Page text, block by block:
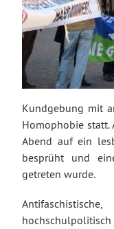
Kundgebung mit
Homophobie statt.
Abend auf ein
besprüht und
getreten wurde.